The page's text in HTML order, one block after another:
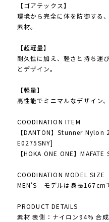
【ゴアテックス】
環境から完全に体を防御する
素材。
【超軽量】
耐久性に加え、軽さと持ち運
とデザイン。
【軽量】
高性能でミニマルなデザイン
COODINATION ITEM
【DANTON】Stunner
E0275SNY]
【HOKA ONE ONE】
COODINATION MODEL SIZE
MEN'S モデルは身長167cm
PRODUCT DETAILS
素材 表側：ナイロン94% 合